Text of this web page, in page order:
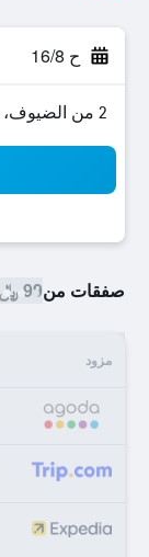
ح 16/8
2 من الضيوف، غرفة واحدة
صفقات من99 ﷼
مزود